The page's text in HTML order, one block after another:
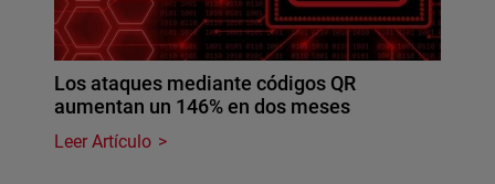
Los ataques mediante códigos QR
aumentan un 146% en dos meses
Leer Artículo